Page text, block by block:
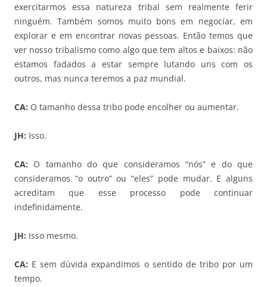
exercitarmos essa natureza tribal sem realmente ferir
ninguém. Também somos muito bons em negociar, em
explorar e em encontrar novas pessoas. Então temos que
ver nosso tribalismo como algo que tem altos e baixos: não
estamos fadados a estar sempre lutando uns com os
outros, mas nunca teremos a paz mundial.
CA: O tamanho dessa tribo pode encolher ou aumentar.
JH: Isso.
CA: O tamanho do que consideramos “nós” e do que
consideramos “o outro” ou “eles” pode mudar. E alguns
acreditam que esse processo pode continuar
indefinidamente.
JH: Isso mesmo.
CA: E sem dúvida expandimos o sentido de tribo por um
tempo.